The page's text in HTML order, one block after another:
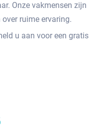
Onze vakmensen zijn
ruime ervaring.
u aan voor een gratis